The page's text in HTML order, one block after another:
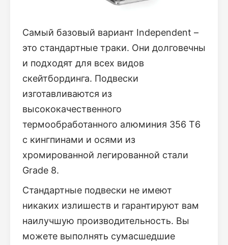
Самый базовый вариант Independent –
это стандартные траки. Они долговечны
и подходят для всех видов
скейтбординга. Подвески
изготавливаются из
высококачественного
термообработанного алюминия 356 T6
с кингпинами и осями из
хромированной легированной стали
Grade 8.
Стандартные подвески не имеют
никаких излишеств и гарантируют вам
наилучшую производительность. Вы
можете выполнять сумасшедшие